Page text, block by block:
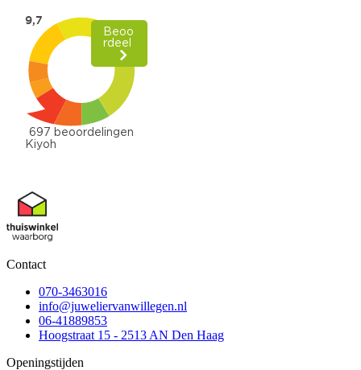
Contact
070-3463016
info@juweliervanwillegen.nl
06-41889853
Hoogstraat 15 - 2513 AN Den Haag
Openingstijden